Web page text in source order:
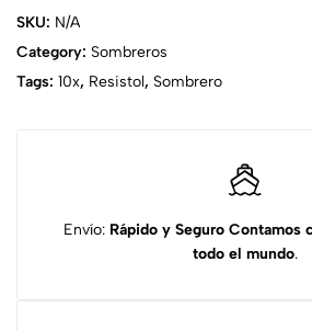
SKU: N/A
Category: Sombreros
Tags: 10x, Resistol, Sombrero
Envío: Rápido y Seguro Contamos
todo el mundo.